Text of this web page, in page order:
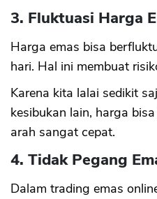
3. Fluktuasi Harga
Harga emas bisa
hari. Hal ini membuat
Karena kita lalai sedikit
kesibukan lain, harga
arah sangat cepat.
4. Tidak Pegang
Dalam trading emas